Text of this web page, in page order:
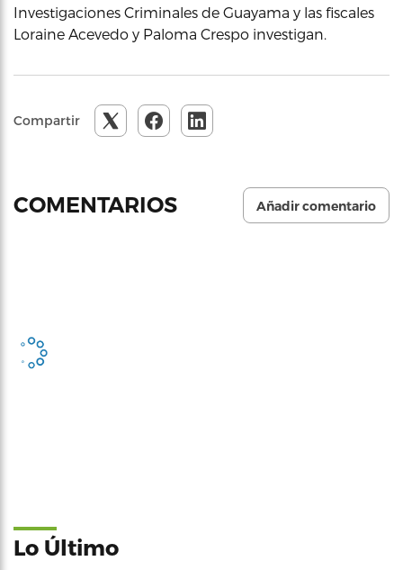
Investigaciones Criminales de Guayama y las fiscales
Loraine Acevedo y Paloma Crespo investigan.
Compartir
COMENTARIOS Añadir comentario
Lo Último